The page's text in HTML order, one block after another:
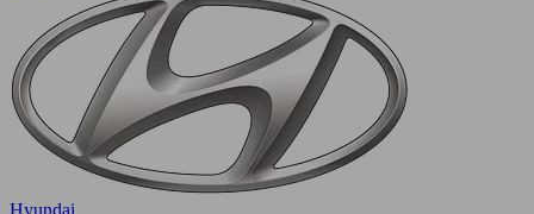
Hyundai